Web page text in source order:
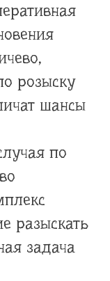
розыску
шансы
по
разыскать
задача